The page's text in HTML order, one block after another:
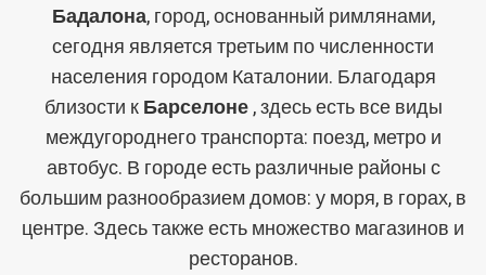
Бадалона, город, основанный римлянами,
сегодня является третьим по численности
населения городом Каталонии. Благодаря
близости кБарселоне, здесь есть все виды
междугороднего транспорта: поезд, метро и
автобус. В городе есть различные районы с
большим разнообразием домов: у моря, в горах, в
центре. Здесь также есть множество магазинов и
ресторанов.